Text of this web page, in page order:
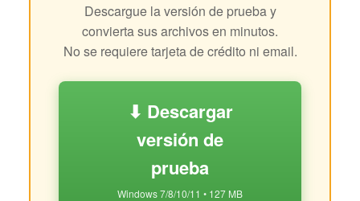
Descargue la versión de prueba y
convierta sus archivos en minutos.
No se requiere tarjeta de crédito ni email.
⬇ Descargar
versión de
prueba
Windows 7/8/10/11 • 127 MB